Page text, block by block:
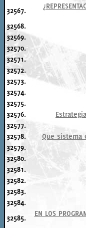
32567.
32568.
32569.
32570.
32571.
32572.
32573.
32574.
32575.
32576.
32577.
32578.
Que sistema
32579.
32580.
32581.
32582.
32583.
32584.
32585.
EN LOS